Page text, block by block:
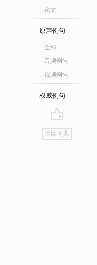
论文
原声例句
全部
音频例句
视频例句
权威例句
go
top
返回词典